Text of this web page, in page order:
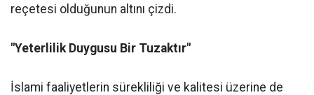
reçetesi olduğunun altını çizdi.
"Yeterlilik Duygusu Bir Tuzaktır"
İslami faaliyetlerin sürekliliği ve kalitesi üzerine de